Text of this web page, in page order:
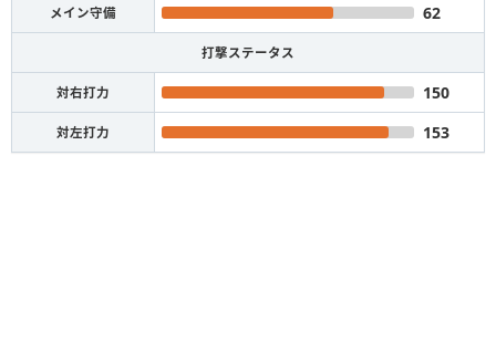
メイン守備 62
打撃ステータス
対右打力 150
対左打力 153